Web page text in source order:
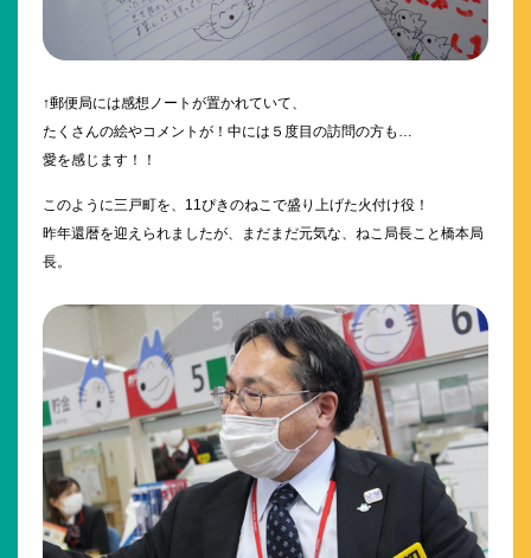
↑郵便局には感想ノートが置かれていて、
たくさんの絵やコメントが！中には５度目の訪問の方も…
愛を感じます！！
このように三戸町を、11ぴきのねこで盛り上げた火付け役！
昨年還暦を迎えられましたが、まだまだ元気な、ねこ局長こと橋本局
長。